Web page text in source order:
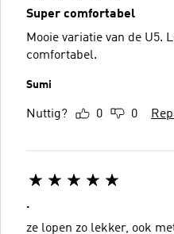
Super comfortabel
Mooie variatie van de U5.
comfortabel.
Sumi
Nuttig? 0 0
.
ze lopen zo lekker, ook